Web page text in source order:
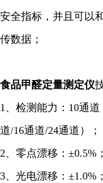
安全指标，并且可以
传数据；
食品甲醛定量测定仪
1、检测能力：10通
道/16通道/24通道）；
2、零点漂移：±0.5%；
3、光电漂移：±1.0%；